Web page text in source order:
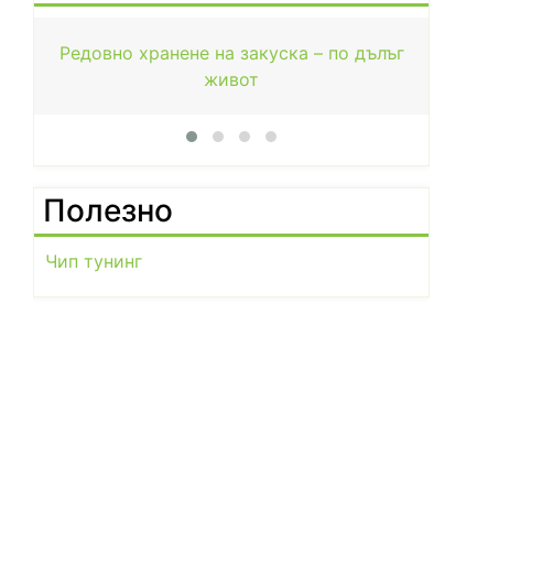
Чилито подобрява метаболизма
Полезно
Чип тунинг